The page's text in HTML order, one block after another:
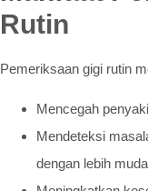
Rutin
Pemeriksaan gigi rutin
Mencegah
Mendeteksi
dengan lebih